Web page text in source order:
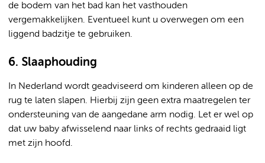
de bodem van het bad kan het vasthouden
vergemakkelijken. Eventueel kunt u overwegen om een
liggend badzitje te gebruiken.
6. Slaaphouding
In Nederland wordt geadviseerd om kinderen alleen op de
rug te laten slapen. Hierbij zijn geen extra maatregelen ter
ondersteuning van de aangedane arm nodig. Let er wel op
dat uw baby afwisselend naar links of rechts gedraaid ligt
met zijn hoofd.